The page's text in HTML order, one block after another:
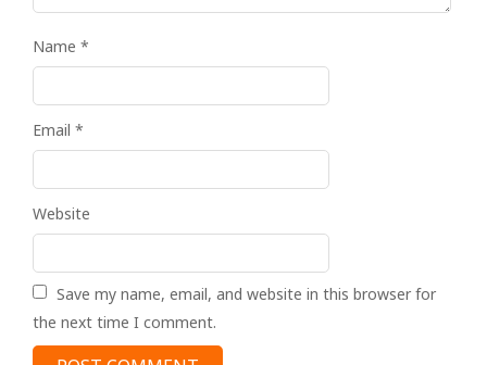
Name *
Email *
Website
Save my name, email, and website in this browser for
the next time I comment.